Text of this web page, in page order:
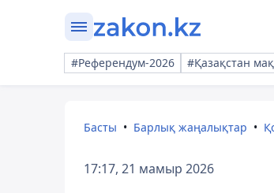
#Референдум-2026 #Қазақстан
Басты Барлық жаңалықтар
17:17, 21 мамыр 2026